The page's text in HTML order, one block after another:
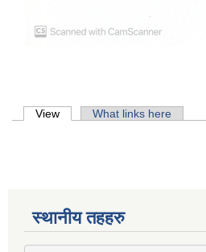
Primary tabs
View (active tab)What links here
स्थानीय तहहरु